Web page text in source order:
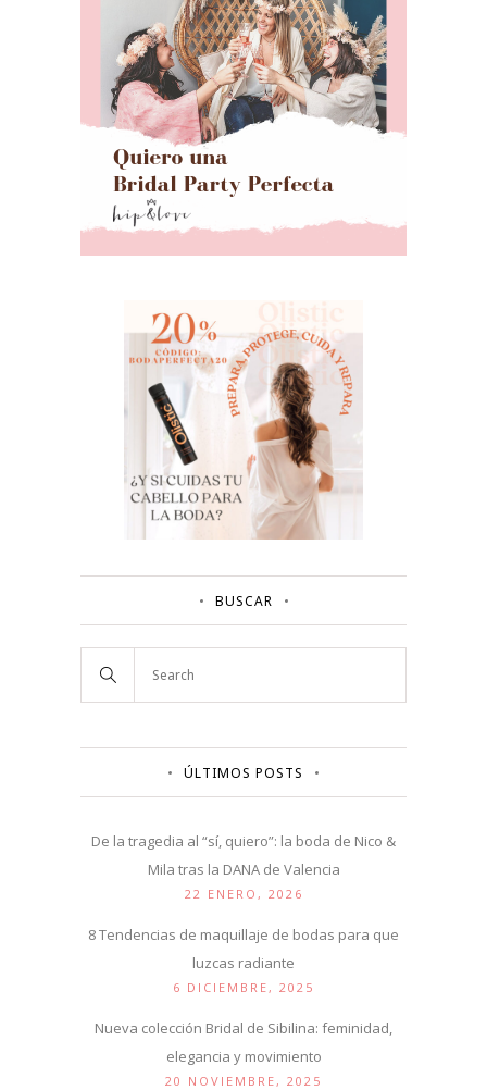
BUSCAR
ÚLTIMOS POSTS
De la tragedia al “sí, quiero”: la boda de Nico &
Mila tras la DANA de Valencia
22 ENERO, 2026
8 Tendencias de maquillaje de bodas para que
luzcas radiante
6 DICIEMBRE, 2025
Nueva colección Bridal de Sibilina: feminidad,
elegancia y movimiento
20 NOVIEMBRE, 2025